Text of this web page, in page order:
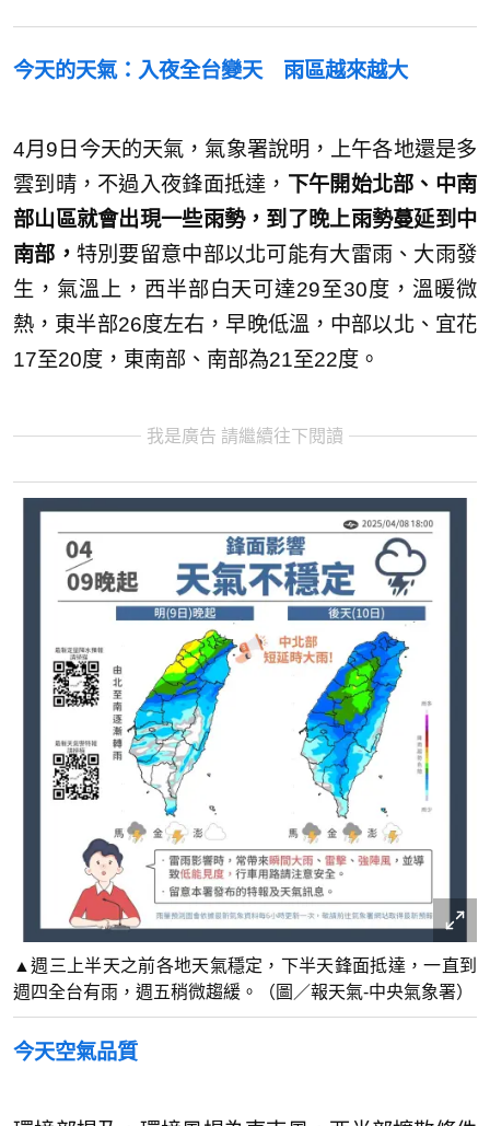
今天的天氣：入夜全台變天 雨區越來越大
4月9日今天的天氣，氣象署說明，上午各地還是多
雲到晴，不過入夜鋒面抵達， 下午開始北部、中南
部山區就會出現一些雨勢，到了晚上雨勢蔓延到中
南部， 特別要留意中部以北可能有大雷雨、大雨發
生，氣溫上，西半部白天可達29至30度，溫暖微
熱，東半部26度左右，早晚低溫，中部以北、宜花
17至20度，東南部、南部為21至22度。
我是廣告 請繼續往下閱讀
▲週三上半天之前各地天氣穩定，下半天鋒面抵達，一直到
週四全台有雨，週五稍微趨緩。（圖／報天氣-中央氣象署）
今天空氣品質